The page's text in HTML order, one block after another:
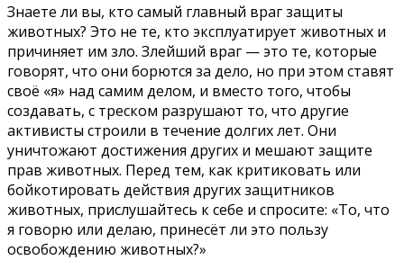
животных
Знаете ли вы, кто самый главный враг защиты
животных? Это не те, кто эксплуатирует животных и
причиняет им зло. Злейший враг — это те, которые
говорят, что они борются за дело, но при этом ставят
своё «я» над самим делом, и вместо того, чтобы
создавать, с треском разрушают то, что другие
активисты строили в течение долгих лет. Они
уничтожают достижения других и мешают защите
прав животных. Перед тем, как критиковать или
бойкотировать действия других защитников
животных, прислушайтесь к себе и спросите: «То, что
я говорю или делаю, принесёт ли это пользу
освобождению животных?»